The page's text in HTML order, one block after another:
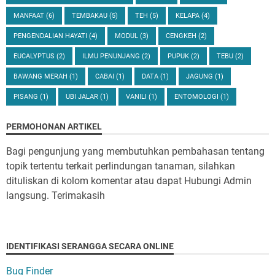
MANFAAT (6) TEMBAKAU (5) TEH (5) KELAPA (4)
PENGENDALIAN HAYATI (4) MODUL (3) CENGKEH (2)
EUCALYPTUS (2) ILMU PENUNJANG (2) PUPUK (2) TEBU (2)
BAWANG MERAH (1) CABAI (1) DATA (1) JAGUNG (1)
PISANG (1) UBI JALAR (1) VANILI (1) ENTOMOLOGI (1)
PERMOHONAN ARTIKEL
Bagi pengunjung yang membutuhkan pembahasan tentang
topik tertentu terkait perlindungan tanaman, silahkan
dituliskan di kolom komentar atau dapat Hubungi Admin
langsung. Terimakasih
IDENTIFIKASI SERANGGA SECARA ONLINE
Bug Finder